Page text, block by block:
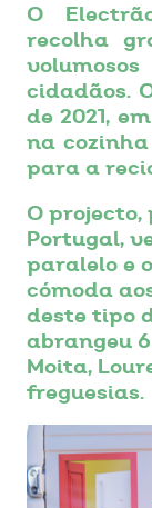
O
recolha
cidadãos.
de 2021,
na
para a
O projecto,
Portugal,
paralelo e
cómoda
deste tipo
abrangeu
Moita,
freguesias.